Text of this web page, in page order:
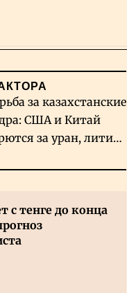
за казахстанские
США и Китай
за уран, литий
с тенге до конца